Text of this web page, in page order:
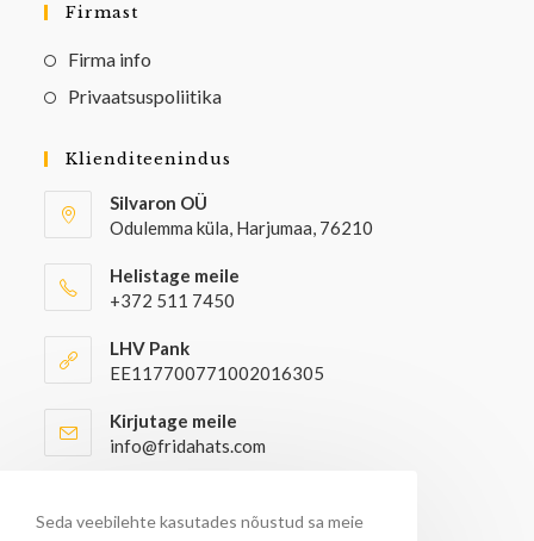
Firmast
Firma info
Privaatsuspoliitika
Klienditeenindus
Silvaron OÜ
Odulemma küla, Harjumaa, 76210
Helistage meile
+372 511 7450
LHV Pank
EE117700771002016305
Kirjutage meile
info@fridahats.com
info@fridahats.com
Seda veebilehte kasutades nõustud sa meie